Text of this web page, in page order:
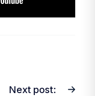
Next post: